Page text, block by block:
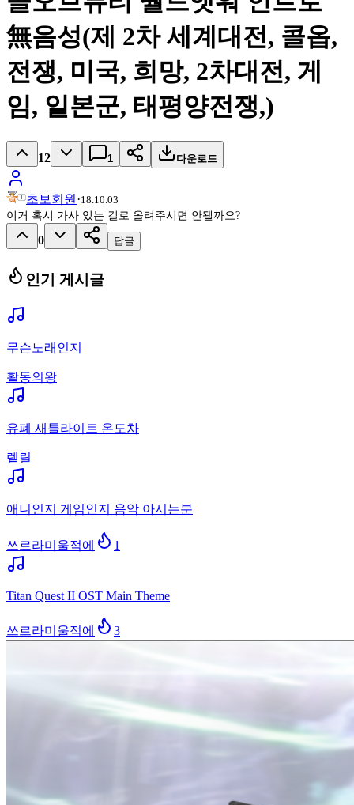
無음성(제 2차 세계대전, 콜옵,
전쟁, 미국, 희망, 2차대전, 게
임, 일본군, 태평양전쟁,)
12 1 다운로드
초보회원·18.10.03
이거 혹시 가사 있는 걸로 올려주시면 안됄까요?
0 답글
인기 게시글
무슨노래인지
활동의왕
유폐 새틀라이트 온도차
렡릴
애니인지 게임인지 음악 아시는분
쓰르라미울적에 1
Titan Quest II OST Main Theme
쓰르라미울적에 3